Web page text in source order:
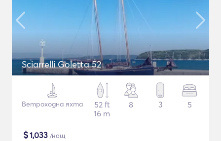
Sciarrelli Goletta 52
Ветроходна яхта
52 ft
16 m
8 3 5
$1,033 /нощ